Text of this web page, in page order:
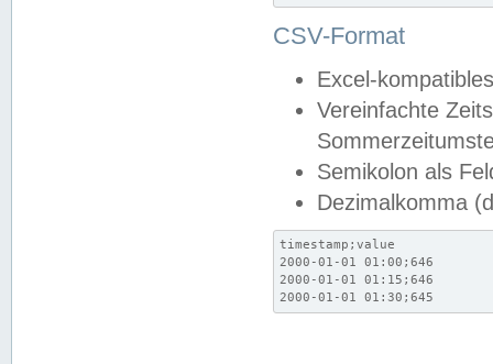
CSV-Format
Excel-
Vereinfachte
Semikolon als
Dezimalkomma
timestamp;value
2000-01-01 01:00;646
2000-01-01 01:15;646
2000-01-01 01:30;645